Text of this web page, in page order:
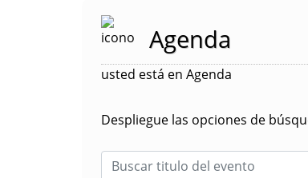
Agenda
usted está en Agenda
Despliegue las opciones de